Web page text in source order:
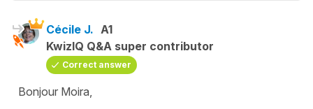
Cécile J. A1
KwizIQ Q&A super contributor
Correct answer
Bonjour Moira,